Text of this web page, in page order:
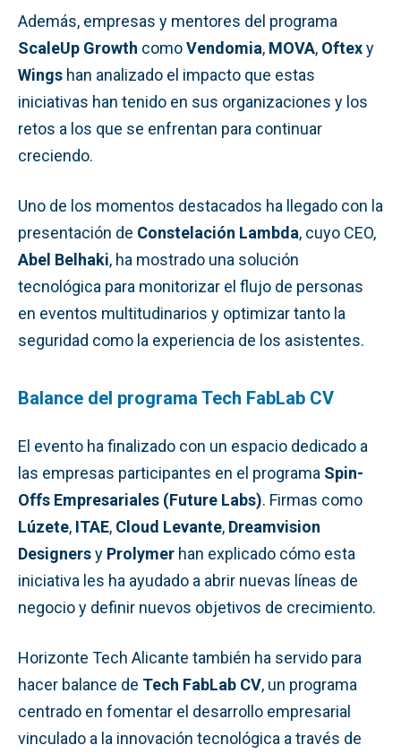
Además, empresas y mentores del programa
ScaleUp Growth comoVendomia, MOVA, Oftexy
Wings han analizado el impacto que estas
iniciativas han tenido en sus organizaciones y los
retos a los que se enfrentan para continuar
creciendo.
Uno de los momentos destacados ha llegado con la
presentación de Constelación Lambda, cuyo CEO,
Abel Belhaki, ha mostrado una solución
tecnológica para monitorizar el flujo de personas
en eventos multitudinarios y optimizar tanto la
seguridad como la experiencia de los asistentes.
Balance del programa Tech FabLab CV
El evento ha finalizado con un espacio dedicado a
las empresas participantes en el programa Spin-
Offs Empresariales (Future Labs). Firmas como
Lúzete, ITAE, Cloud Levante, Dreamvision
Designersy Prolymer han explicado cómo esta
iniciativa les ha ayudado a abrir nuevas líneas de
negocio y definir nuevos objetivos de crecimiento.
Horizonte Tech Alicante también ha servido para
hacer balance de Tech FabLab CV, un programa
centrado en fomentar el desarrollo empresarial
vinculado a la innovación tecnológica a través de